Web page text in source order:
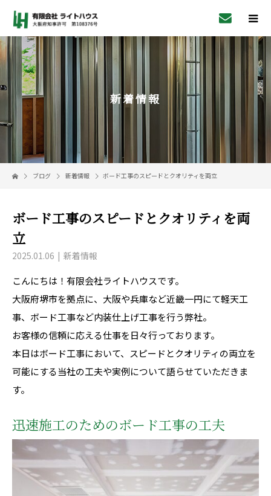
新着情報
ブログ 新着情報 ボード工事のスピードとクオリティを両立
ボード工事のスピードとクオリティを両
立
2025.01.06 新着情報
こんにちは！有限会社ライトハウスです。
大阪府堺市を拠点に、大阪や兵庫など近畿一円にて軽天工
事、ボード工事など内装仕上げ工事を行う弊社。
お客様の信頼に応える仕事を日々行っております。
本日はボード工事において、スピードとクオリティの両立を
可能にする当社の工夫や実例について語らせていただきま
す。
迅速施工のためのボード工事の工夫